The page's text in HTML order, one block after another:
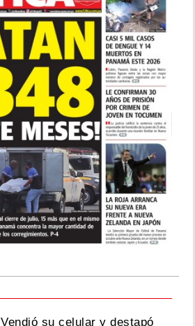
Vendió su celular y destapó